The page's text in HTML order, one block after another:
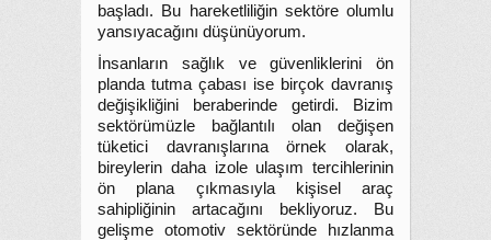
başladı. Bu hareketliliğin sektöre olumlu
yansıyacağını düşünüyorum.
İnsanların sağlık ve güvenliklerini ön
planda tutma çabası ise birçok davranış
değişikliğini beraberinde getirdi. Bizim
sektörümüzle bağlantılı olan değişen
tüketici davranışlarına örnek olarak,
bireylerin daha izole ulaşım tercihlerinin
ön plana çıkmasıyla kişisel araç
sahipliğinin artacağını bekliyoruz. Bu
gelişme otomotiv sektöründe hızlanma